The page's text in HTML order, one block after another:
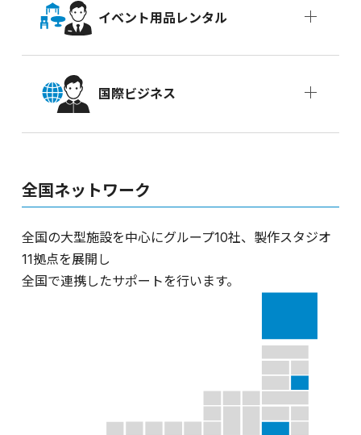
イベント用品レンタル
国際ビジネス
全国ネットワーク
全国の大型施設を中心にグループ10社、製作スタジオ
11拠点を展開し
全国で連携したサポートを行います。